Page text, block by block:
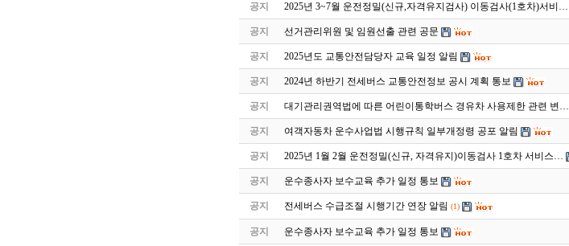
공지 2025년 3~7월 운전정밀(신규,자격유지검사) 이동검사(1호차)서비…
공지 선거관리위원 및 임원선출 관련 공문
공지 2025년도 교통안전담당자 교육 일정 알림
공지 2024년 하반기 전세버스 교통안전정보 공시 계획 통보
공지 대기관리권역법에 따른 어린이통학버스 경유차 사용제한 관련 변…
공지 여객자동차 운수사업법 시행규칙 일부개정령 공포 알림
공지 2025년 1월 2월 운전정밀(신규, 자격유지)이동검사 1호차 서비스…
공지 운수종사자 보수교육 추가 일정 통보
공지 전세버스 수급조절 시행기간 연장 알림 (1)
공지 운수종사자 보수교육 추가 일정 통보